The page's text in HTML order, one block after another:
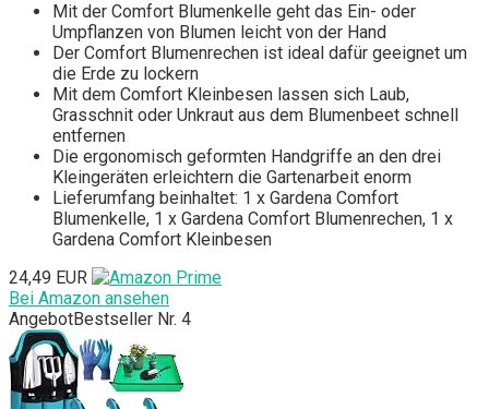
Mit der Comfort Blumenkelle geht das Ein- oder
Umpflanzen von Blumen leicht von der Hand
Der Comfort Blumenrechen ist ideal dafür geeignet um
die Erde zu lockern
Mit dem Comfort Kleinbesen lassen sich Laub,
Grasschnit oder Unkraut aus dem Blumenbeet schnell
entfernen
Die ergonomisch geformten Handgriffe an den drei
Kleingeräten erleichtern die Gartenarbeit enorm
Lieferumfang beinhaltet: 1 x Gardena Comfort
Blumenkelle, 1 x Gardena Comfort Blumenrechen, 1 x
Gardena Comfort Kleinbesen
24,49 EUR
Bei Amazon ansehen
AngebotBestseller Nr. 4